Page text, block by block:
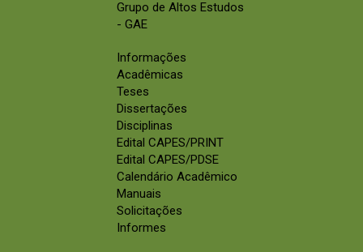
Grupo de Altos Estudos
- GAE
Informações
Acadêmicas
Teses
Dissertações
Disciplinas
Edital CAPES/PRINT
Edital CAPES/PDSE
Calendário Acadêmico
Manuais
Solicitações
Informes